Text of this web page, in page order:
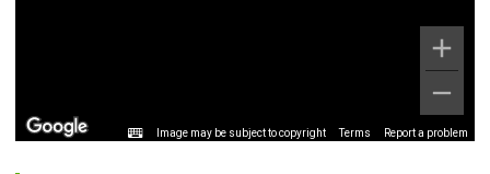
Image may be subject to copyright Terms Report a problem